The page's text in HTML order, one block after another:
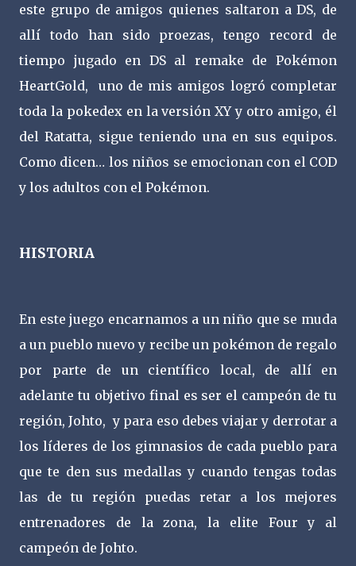
este grupo de amigos quienes saltaron a DS, de
allí todo han sido proezas, tengo record de
tiempo jugado en DS al remake de Pokémon
HeartGold, uno de mis amigos logró completar
toda la pokedex en la versión XY y otro amigo, él
del Ratatta, sigue teniendo una en sus equipos.
Como dicen… los niños se emocionan con el COD
y los adultos con el Pokémon.
HISTORIA
En este juego encarnamos a un niño que se muda
a un pueblo nuevo y recibe un pokémon de regalo
por parte de un científico local, de allí en
adelante tu objetivo final es ser el campeón de tu
región, Johto, y para eso debes viajar y derrotar a
los líderes de los gimnasios de cada pueblo para
que te den sus medallas y cuando tengas todas
las de tu región puedas retar a los mejores
entrenadores de la zona, la elite Four y al
campeón de Johto.